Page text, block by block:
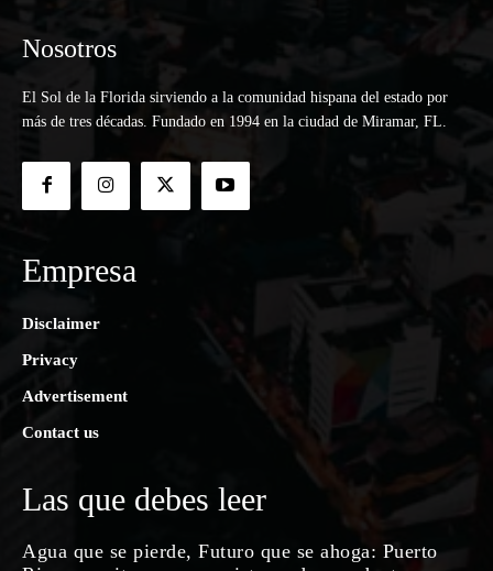
Nosotros
El Sol de la Florida sirviendo a la comunidad hispana del estado por
más de tres décadas. Fundado en 1994 en la ciudad de Miramar, FL.
Empresa
Disclaimer
Privacy
Advertisement
Contact us
Las que debes leer
Agua que se pierde, Futuro que se ahoga: Puerto